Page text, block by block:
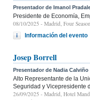
Presentador de Imanol
Presidente de Economía,
08/10/2025 - Madrid, Four
Información del evento
Josep Borrell
Presentador de Nadia Calviño
Alto Representante de la
Seguridad y Vicepresidente
26/09/2025 - Madrid, Hotel